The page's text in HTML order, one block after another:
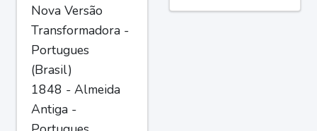
Nova Versão
Transformadora -
Portugues
(Brasil)
1848 - Almeida
Antiga -